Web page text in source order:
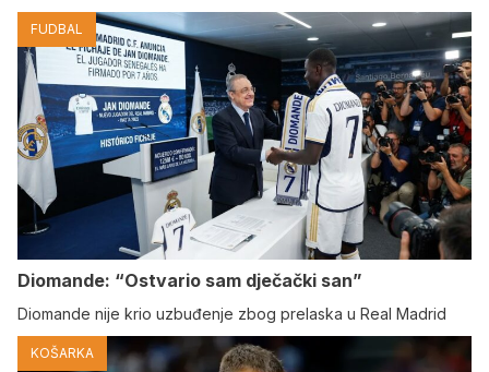
FUDBAL
Diomande: “Ostvario sam dječački san”
Diomande nije krio uzbuđenje zbog prelaska u Real Madrid
KOŠARKA